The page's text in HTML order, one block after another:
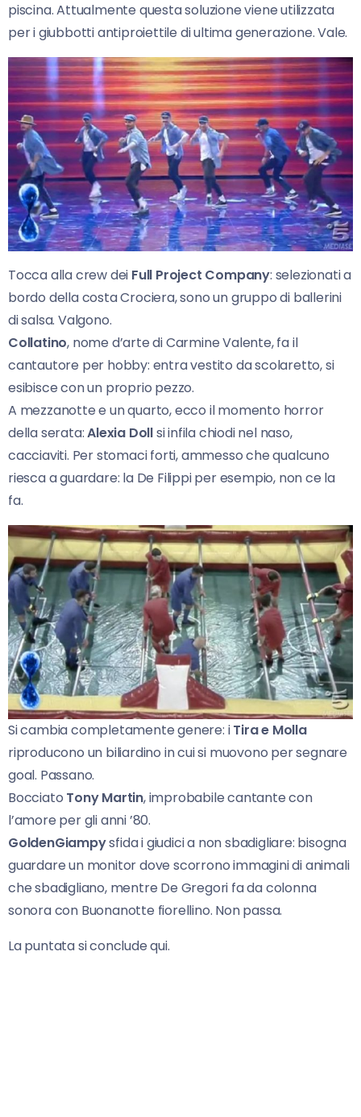
piscina. Attualmente questa soluzione viene utilizzata
per i giubbotti antiproiettile di ultima generazione. Vale.
Tocca alla crew dei Full Project Company: selezionati a
bordo della costa Crociera, sono un gruppo di ballerini
di salsa. Valgono.
Collatino, nome d’arte di Carmine Valente, fa il
cantautore per hobby: entra vestito da scolaretto, si
esibisce con un proprio pezzo.
A mezzanotte e un quarto, ecco il momento horror
della serata:Alexia Dollsi infila chiodi nel naso,
cacciaviti. Per stomaci forti, ammesso che qualcuno
riesca a guardare: la De Filippi per esempio, non ce la
fa.
Si cambia completamente genere: iTira e Molla
riproducono un biliardino in cui si muovono per segnare
goal. Passano.
Bocciato Tony Martin, improbabile cantante con
l’amore per gli anni ’80.
GoldenGiampysfida i giudici a non sbadigliare: bisogna
guardare un monitor dove scorrono immagini di animali
che sbadigliano, mentre De Gregori fa da colonna
sonora con Buonanotte fiorellino. Non passa.
La puntata si conclude qui.